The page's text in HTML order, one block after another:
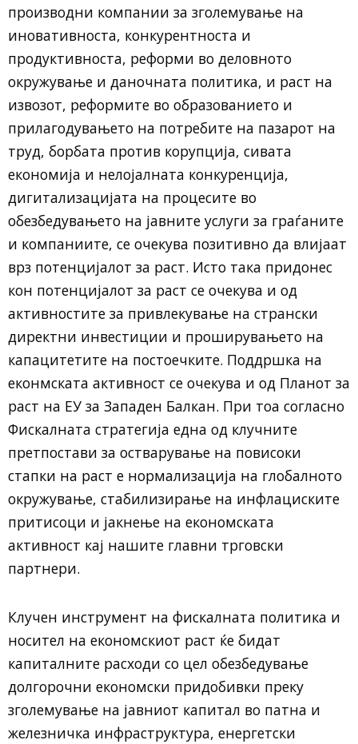
производни компании за зголемување на
иновативноста, конкурентноста и
продуктивноста, реформи во деловното
окружување и даночната политика, и раст на
извозот, реформите во образованието и
прилагодувањето на потребите на пазарот на
труд, борбата против корупција, сивата
економија и нелојалната конкуренција,
дигитализацијата на процесите во
обезбедувањето на јавните услуги за граѓаните
и компаниите, се очекува позитивно да влијаат
врз потенцијалот за раст. Исто така придонес
кон потенцијалот за раст се очекува и од
активностите за привлекување на странски
директни инвестиции и проширувањето на
капацитетите на постоечките. Поддршка на
еконмската активност се очекува и од Планот за
раст на ЕУ за Западен Балкан. При тоа согласно
Фискалната стратегија една од клучните
претпостави за остварување на повисоки
стапки на раст е нормализација на глобалното
окружување, стабилизирање на инфлациските
притисоци и јакнење на економската
активност кај нашите главни трговски
партнери.
Клучен инструмент на фискалната политика и
носител на економскиот раст ќе бидат
капиталните расходи со цел обезбедување
долгорочни економски придобивки преку
зголемување на јавниот капитал во патна и
железничка инфраструктура, енергетски